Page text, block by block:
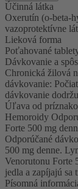
Účinná látka
Oxerutín (o-beta-
vazoprotektívne
Lieková forma
Poťahované
Dávkovanie a
Chronická žilová
dávkovanie:
dávkovanie
Úľava od
Hemoroidy
Forte 500 mg
Odporúčané
500 mg denne.
Venorutonu Forte
jedla a zapíjajú sa
Písomná